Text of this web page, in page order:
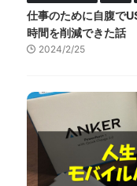
仕事のために自腹で
時間を削減できた話
2024/2/25